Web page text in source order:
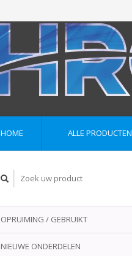
HOME ALLE PRODUCTEN
OPRUIMING / GEBRUIKT
NIEUWE ONDERDELEN